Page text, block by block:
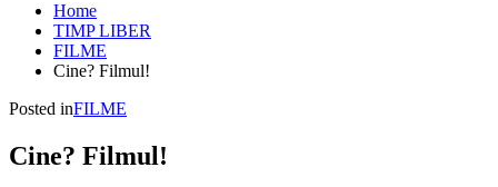
Home
TIMP LIBER
FILME
Cine? Filmul!
Posted inFILME
Cine? Filmul!